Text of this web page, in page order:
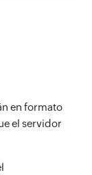
en formato
el servidor